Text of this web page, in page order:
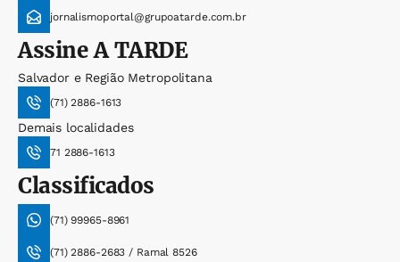
jornalismoportal@grupoatarde.com.br
AssineA TARDE
Salvador e Região Metropolitana
(71) 2886-1613
Demais localidades
71 2886-1613
Classificados
(71) 99965-8961
(71) 2886-2683 / Ramal 8526